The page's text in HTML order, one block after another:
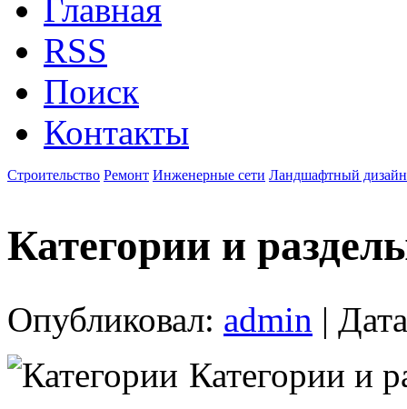
Главная
RSS
Поиск
Контакты
Строительство Ремонт Инженерные сети Ландшафтный дизайн
Категории и
Опубликовал: admin |
Категории и